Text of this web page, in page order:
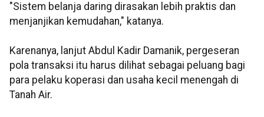
"Sistem belanja daring dirasakan lebih praktis dan
menjanjikan kemudahan," katanya.
Karenanya, lanjut Abdul Kadir Damanik, pergeseran
pola transaksi itu harus dilihat sebagai peluang bagi
para pelaku koperasi dan usaha kecil menengah di
Tanah Air.